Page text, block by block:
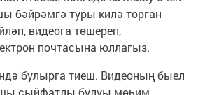
бәйрәмгә туры килә торган
видеога төшереп,
почтасына юллагыз.
булырга тиеш. Видеоның быел